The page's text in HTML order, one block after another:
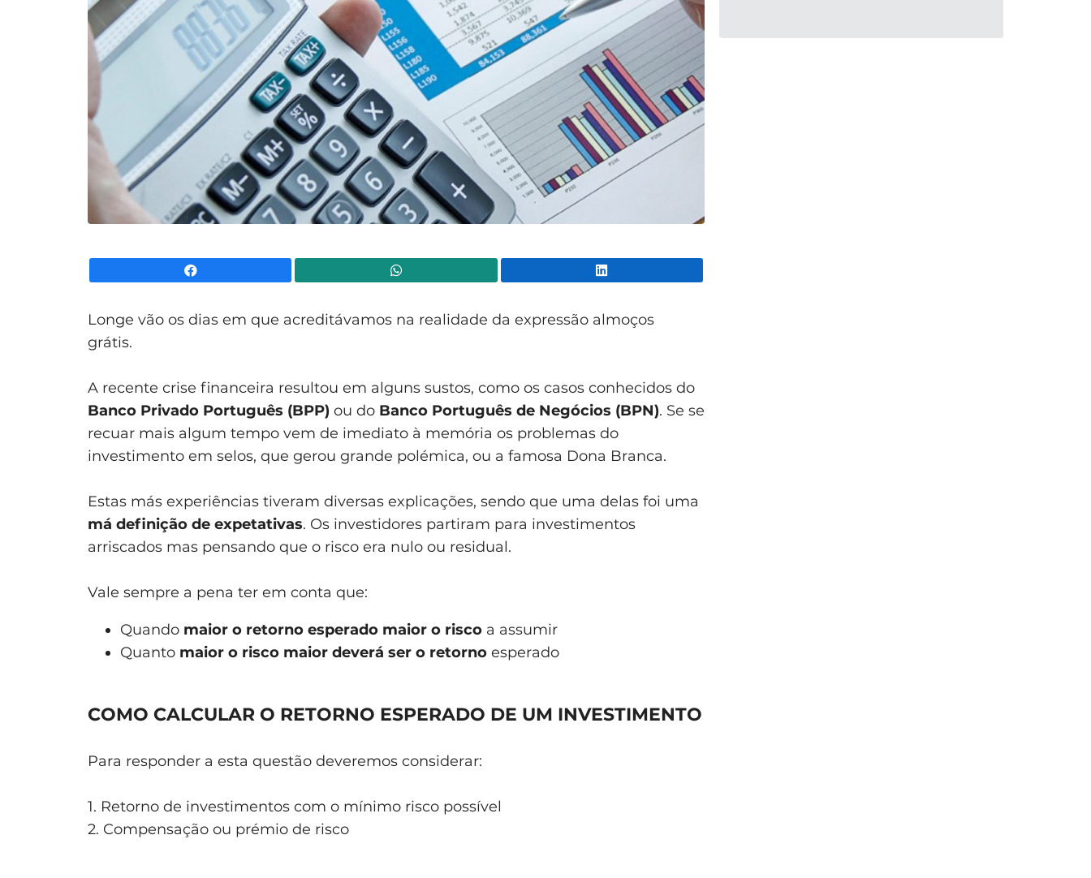
Longe vão os dias em que acreditávamos na realidade da expressão almoços
grátis.
A recente crise financeira resultou em alguns sustos, como os casos conhecidos do
Banco Privado Português (BPP) ou do Banco Português de Negócios (BPN). Se se
recuar mais algum tempo vem de imediato à memória os problemas do
investimento em selos, que gerou grande polémica, ou a famosa Dona Branca.
Estas más experiências tiveram diversas explicações, sendo que uma delas foi uma
má definição de expetativas. Os investidores partiram para investimentos
arriscados mas pensando que o risco era nulo ou residual.
Vale sempre a pena ter em conta que:
Quando maior o retorno esperado maior o risco a assumir
Quanto maior o risco maior deverá ser o retorno esperado
COMO CALCULAR O RETORNO ESPERADO DE UM INVESTIMENTO
Para responder a esta questão deveremos considerar:
1. Retorno de investimentos com o mínimo risco possível
2. Compensação ou prémio de risco